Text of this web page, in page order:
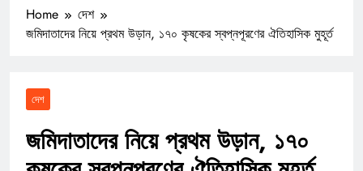
Home
দেশ
জমিদাতাদের নিয়ে প্রথম উড়ান, ১৭০ কৃষকের স্বপ্নপূরণের ঐতিহাসিক মুহূর্ত
দেশ
জমিদাতাদের নিয়ে প্রথম উড়ান, ১৭০